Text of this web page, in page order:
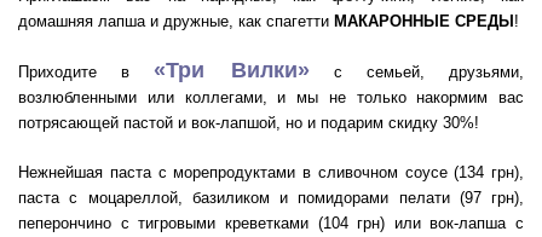
домашняя лапша и дружные, как спагетти МАКАРОННЫЕ СРЕДЫ !
Приходите в«Три Вилки»с семьей, друзьями,
возлюбленными или коллегами, и мы не только накормим вас
потрясающей пастой и вок-лапшой, но и подарим скидку 30%!
Нежнейшая паста с морепродуктами в сливочном соусе (134 грн),
паста с моцареллой, базиликом и помидорами пелати (97 грн),
пеперончино с тигровыми креветками (104 грн) или вок-лапша с